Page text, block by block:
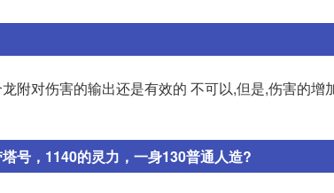
附对伤害的输出还是有效的 不可以,但是,伤害的增
号，1140的灵力，一身130普通人造?